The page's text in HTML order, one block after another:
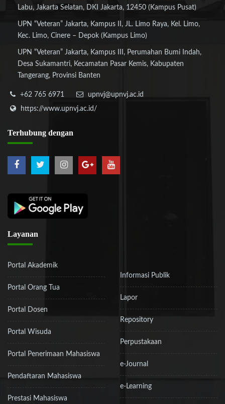
Labu, Jakarta Selatan, DKI Jakarta, 12450 (Kampus Pusat)
UPN “Veteran” Jakarta, Kampus II, JL. Limo Raya, Kel. Limo,
Kec. Limo, Cinere – Depok (Kampus Limo)
UPN “Veteran” Jakarta, Kampus III, Perumahan Bumi Indah,
Desa Sukamantri, Kecamatan Pasar Kemis, Kabupaten
Tangerang, Provinsi Banten
+62 765 6971
upnvj@upnvj.ac.id
https://www.upnvj.ac.id/
Terhubung dengan
Layanan
Portal Akademik
Portal Orang Tua
Portal Dosen
Portal Wisuda
Portal Penerimaan Mahasiswa
Pendaftaran Mahasiswa
Prestasi Mahasiswa
Informasi Publik
Lapor
Repository
Perpustakaan
e-Journal
e-Learning